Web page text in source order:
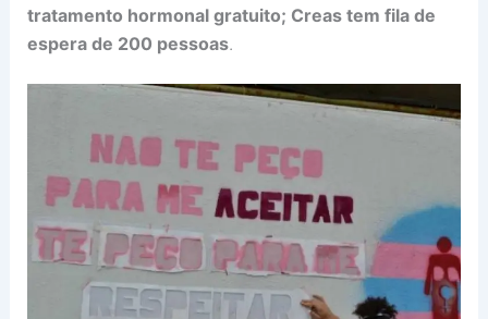
tratamento hormonal gratuito; Creas tem fila de
espera de 200 pessoas.